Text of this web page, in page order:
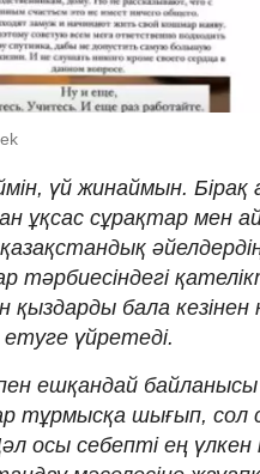
үй жинаймын.
ұқсас сұрақтар мен
тәрбиесіндегі
бала кезінен
үйретеді.
ешқандай байланысы
тұрмысқа шығып, сол
осы себепті ең үлкен